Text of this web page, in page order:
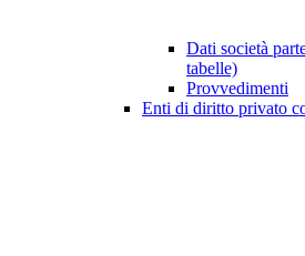
Dati società
tabelle)
Provvedimenti
Enti di diritto privato